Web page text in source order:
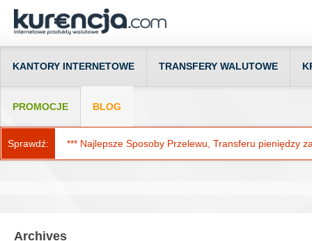
KANTORY INTERNETOWE TRANSFERY WALUTOWE
PROMOCJE BLOG
Sprawdź: *** Najlepsze Sposoby Przelewu, Transferu pieniędzy
Archives